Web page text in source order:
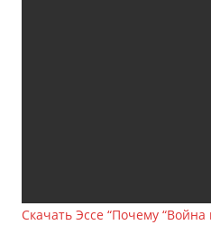
Скачать Эссе “Почему